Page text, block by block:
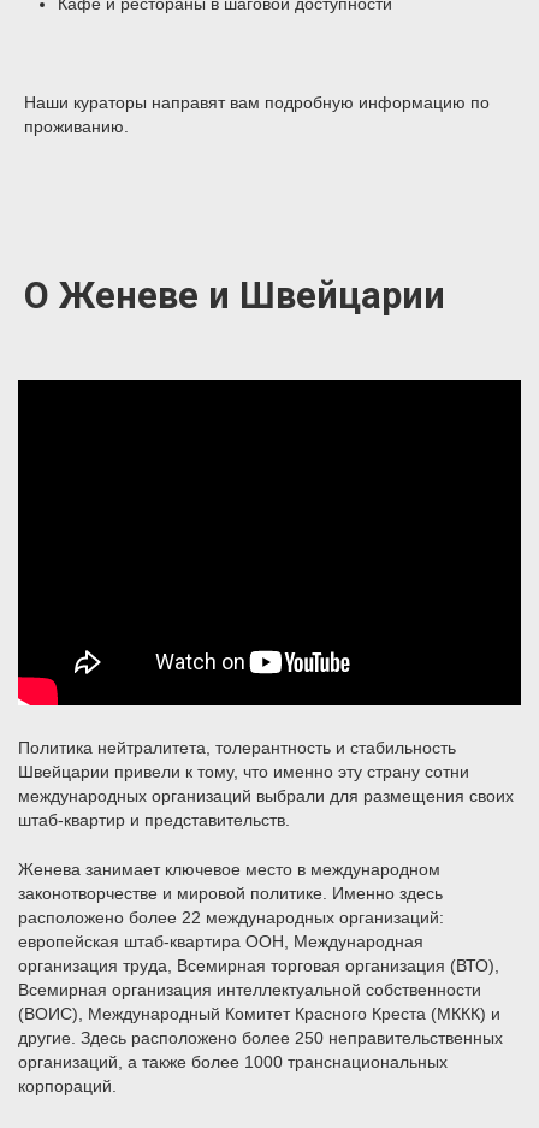
Кафе и рестораны в шаговой доступности
Наши кураторы направят вам подробную информацию по
проживанию.
О Женеве и Швейцарии
Политика нейтралитета, толерантность и стабильность
Швейцарии привели к тому, что именно эту страну сотни
международных организаций выбрали для размещения своих
штаб-квартир и представительств.
Женева занимает ключевое место в международном
законотворчестве и мировой политике. Именно здесь
расположено более 22 международных организаций:
европейская штаб-квартира ООН, Международная
организация труда, Всемирная торговая организация (ВТО),
Всемирная организация интеллектуальной собственности
(ВОИС), Международный Комитет Красного Креста (МККК) и
другие. Здесь расположено более 250 неправительственных
организаций, а также более 1000 транснациональных
корпораций.